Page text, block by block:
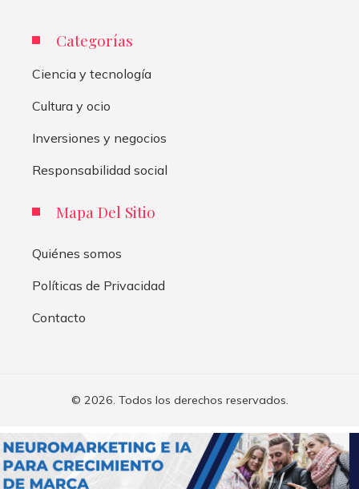
Categorías
Ciencia y tecnología
Cultura y ocio
Inversiones y negocios
Responsabilidad social
Mapa Del Sitio
Quiénes somos
Políticas de Privacidad
Contacto
© 2026. Todos los derechos reservados.